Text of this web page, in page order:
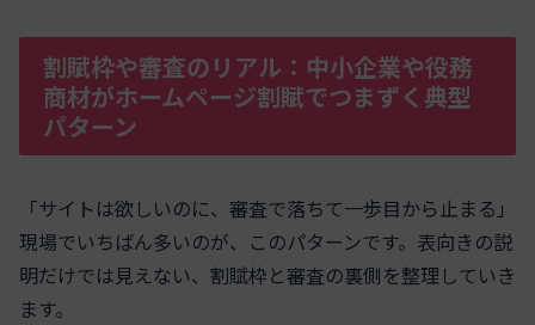
割賦枠や審査のリアル：中小企業や役務
商材がホームページ割賦でつまずく典型
パターン
「サイトは欲しいのに、審査で落ちて一歩目から止まる」
現場でいちばん多いのが、このパターンです。表向きの説
明だけでは見えない、割賦枠と審査の裏側を整理していき
ます。